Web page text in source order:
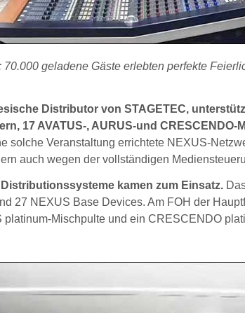
geladene Gäste erlebten perfekte
Distributor von STAGETEC,
17 AVATUS-, AURUS-und
solche Veranstaltung errichtete NEXUS-
auch wegen der vollständigen
kamen zum Einsatz.
27 NEXUS Base Devices. Am FOH der
platinum-Mischpulte und ein CRESCENDO